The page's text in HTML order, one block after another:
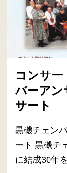
コンサ
バーアン
サート
黒磯チェン
ート 黒磯チ
に結成30年